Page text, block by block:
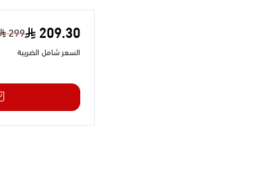
209.30
299
السعر شامل الضريبة